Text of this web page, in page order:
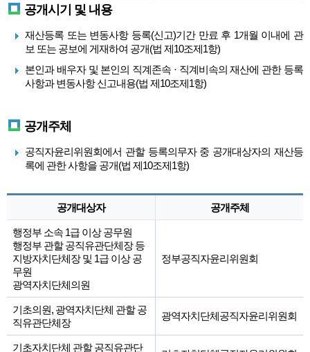
공개시기 및 내용
재산등록 또는 변동사항 등록(신고)기간 만료 후 1개월 이내에 관
보 또는 공보에 게재하여 공개(법 제10조제1항)
본인과 배우자 및 본인의 직계존속 · 직계비속의 재산에 관한 등록
사항과 변동사항 신고내용(법 제10조제1항)
공개주체
공직자윤리위원회에서 관할 등록의무자 중 공개대상자의 재산등
록에 관한 사항을 공개(법 제10조제1항)
공개대상자 공개주체
행정부 소속 1급 이상 공무원
행정부 관할 공직유관단체장 등
지방자치단체장 및 1급 이상 공
무원
광역자치단체의원
정부공직자윤리위원회
기초의원, 광역자치단체 관할 공
직유관단체장
광역자치단체공직자윤리위원회
기초자치단체 관할 공직유관단